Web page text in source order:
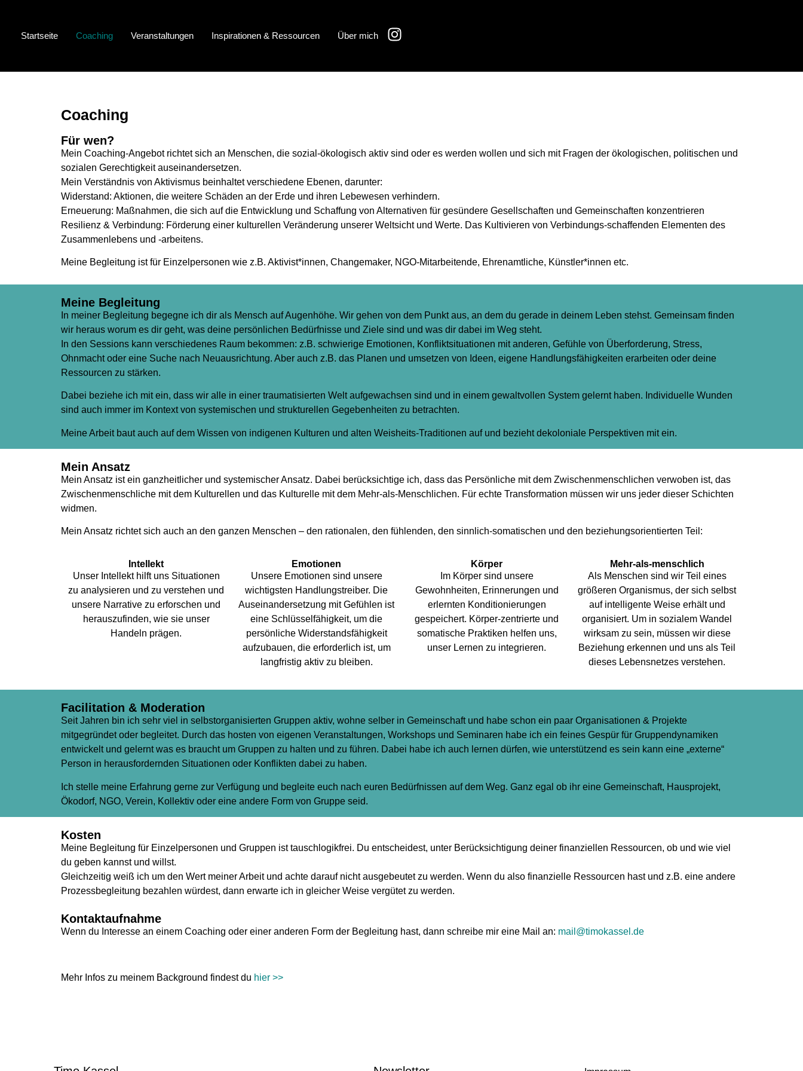
Startseite Coaching Veranstaltungen Inspirationen & Ressourcen Über mich
Coaching
Für wen?
Mein Coaching-Angebot richtet sich an Menschen, die sozial-ökologisch aktiv sind oder es werden wollen und sich mit Fragen der ökologischen, politischen und
sozialen Gerechtigkeit auseinandersetzen.
Mein Verständnis von Aktivismus beinhaltet verschiedene Ebenen, darunter:
Widerstand: Aktionen, die weitere Schäden an der Erde und ihren Lebewesen verhindern.
Erneuerung: Maßnahmen, die sich auf die Entwicklung und Schaffung von Alternativen für gesündere Gesellschaften und Gemeinschaften konzentrieren
Resilienz & Verbindung: Förderung einer kulturellen Veränderung unserer Weltsicht und Werte. Das Kultivieren von Verbindungs-schaffenden Elementen des
Zusammenlebens und -arbeitens.
Meine Begleitung ist für Einzelpersonen wie z.B. Aktivist*innen, Changemaker, NGO-Mitarbeitende, Ehrenamtliche, Künstler*innen etc.
Meine Begleitung
In meiner Begleitung begegne ich dir als Mensch auf Augenhöhe. Wir gehen von dem Punkt aus, an dem du gerade in deinem Leben stehst. Gemeinsam finden
wir heraus worum es dir geht, was deine persönlichen Bedürfnisse und Ziele sind und was dir dabei im Weg steht.
In den Sessions kann verschiedenes Raum bekommen: z.B. schwierige Emotionen, Konfliktsituationen mit anderen, Gefühle von Überforderung, Stress,
Ohnmacht oder eine Suche nach Neuausrichtung. Aber auch z.B. das Planen und umsetzen von Ideen, eigene Handlungsfähigkeiten erarbeiten oder deine
Ressourcen zu stärken.
Dabei beziehe ich mit ein, dass wir alle in einer traumatisierten Welt aufgewachsen sind und in einem gewaltvollen System gelernt haben. Individuelle Wunden
sind auch immer im Kontext von systemischen und strukturellen Gegebenheiten zu betrachten.
Meine Arbeit baut auch auf dem Wissen von indigenen Kulturen und alten Weisheits-Traditionen auf und bezieht dekoloniale Perspektiven mit ein.
Mein Ansatz
Mein Ansatz ist ein ganzheitlicher und systemischer Ansatz. Dabei berücksichtige ich, dass das Persönliche mit dem Zwischenmenschlichen verwoben ist, das
Zwischenmenschliche mit dem Kulturellen und das Kulturelle mit dem Mehr-als-Menschlichen. Für echte Transformation müssen wir uns jeder dieser Schichten
widmen.
Mein Ansatz richtet sich auch an den ganzen Menschen – den rationalen, den fühlenden, den sinnlich-somatischen und den beziehungsorientierten Teil:
Intellekt
Unser Intellekt hilft uns Situationen
zu analysieren und zu verstehen und
unsere Narrative zu erforschen und
herauszufinden, wie sie unser
Handeln prägen.
Emotionen
Unsere Emotionen sind unsere
wichtigsten Handlungstreiber. Die
Auseinandersetzung mit Gefühlen ist
eine Schlüsselfähigkeit, um die
persönliche Widerstandsfähigkeit
aufzubauen, die erforderlich ist, um
langfristig aktiv zu bleiben.
Körper
Im Körper sind unsere
Gewohnheiten, Erinnerungen und
erlernten Konditionierungen
gespeichert. Körper-zentrierte und
somatische Praktiken helfen uns,
unser Lernen zu integrieren.
Mehr-als-menschlich
Als Menschen sind wir Teil eines
größeren Organismus, der sich selbst
auf intelligente Weise erhält und
organisiert. Um in sozialem Wandel
wirksam zu sein, müssen wir diese
Beziehung erkennen und uns als Teil
dieses Lebensnetzes verstehen.
Facilitation & Moderation
Seit Jahren bin ich sehr viel in selbstorganisierten Gruppen aktiv, wohne selber in Gemeinschaft und habe schon ein paar Organisationen & Projekte
mitgegründet oder begleitet. Durch das hosten von eigenen Veranstaltungen, Workshops und Seminaren habe ich ein feines Gespür für Gruppendynamiken
entwickelt und gelernt was es braucht um Gruppen zu halten und zu führen. Dabei habe ich auch lernen dürfen, wie unterstützend es sein kann eine „externe“
Person in herausfordernden Situationen oder Konflikten dabei zu haben.
Ich stelle meine Erfahrung gerne zur Verfügung und begleite euch nach euren Bedürfnissen auf dem Weg. Ganz egal ob ihr eine Gemeinschaft, Hausprojekt,
Ökodorf, NGO, Verein, Kollektiv oder eine andere Form von Gruppe seid.
Kosten
Meine Begleitung für Einzelpersonen und Gruppen ist tauschlogikfrei. Du entscheidest, unter Berücksichtigung deiner finanziellen Ressourcen, ob und wie viel
du geben kannst und willst.
Gleichzeitig weiß ich um den Wert meiner Arbeit und achte darauf nicht ausgebeutet zu werden. Wenn du also finanzielle Ressourcen hast und z.B. eine andere
Prozessbegleitung bezahlen würdest, dann erwarte ich in gleicher Weise vergütet zu werden.
Kontaktaufnahme
Wenn du Interesse an einem Coaching oder einer anderen Form der Begleitung hast, dann schreibe mir eine Mail an: mail@timokassel.de
Mehr Infos zu meinem Background findest du hier >>